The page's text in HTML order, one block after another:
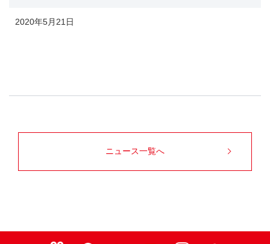
2020年5月21日
ニュース一覧へ